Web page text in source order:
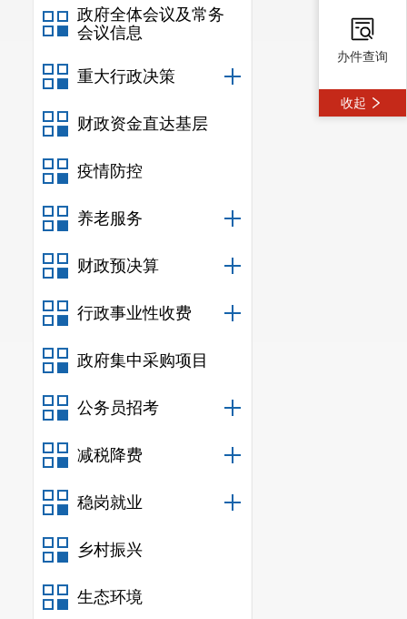
政府全体会议及常务
会议信息
重大行政决策
财政资金直达基层
疫情防控
养老服务
财政预决算
行政事业性收费
政府集中采购项目
公务员招考
减税降费
稳岗就业
乡村振兴
生态环境
办件查询
收起